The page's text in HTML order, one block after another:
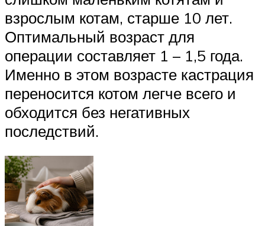
взрослым котам, старше 10 лет.
Оптимальный возраст для
операции составляет 1 – 1,5 года.
Именно в этом возрасте кастрация
переносится котом легче всего и
обходится без негативных
последствий.